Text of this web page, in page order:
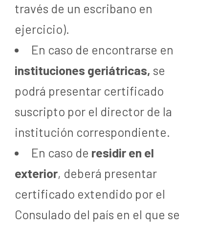
través de un escribano en
ejercicio).
En caso de encontrarse en
instituciones geriátricas, se
podrá presentar certificado
suscripto por el director de la
institución correspondiente.
En caso de residir en el
exterior, deberá presentar
certificado extendido por el
Consulado del país en el que se